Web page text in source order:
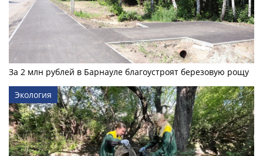
За 2 млн рублей в Барнауле благоустроят березовую рощу
Экология